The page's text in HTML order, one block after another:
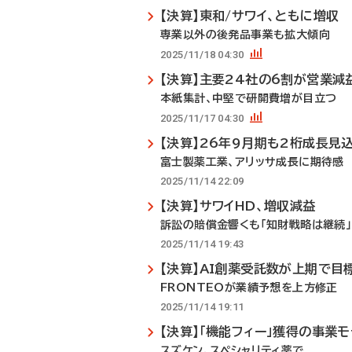
【決算】東和/サワイ、ともに増収
専業以外の後発品事業も拡大傾向
2025/11/18 04:30
【決算】主要24社の6割が営業減
本紙集計、中堅で研開費増が目立つ
2025/11/17 04:30
【決算】26年9月期も2桁成長見
富士製薬工業、アリッサ成長に期待感
2025/11/14 22:09
【決算】サワイHD、増収減益
訴訟の賠償金響くも「知財戦略は継続」
2025/11/14 19:43
【決算】AI創薬受託数が上期で目
FRONTEOが業績予想を上方修正
2025/11/14 19:11
【決算】「機能フィー」獲得の事業